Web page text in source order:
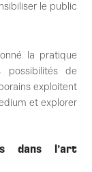
le public
la pratique
possibilités de
exploitent
et explorer
dans l’art